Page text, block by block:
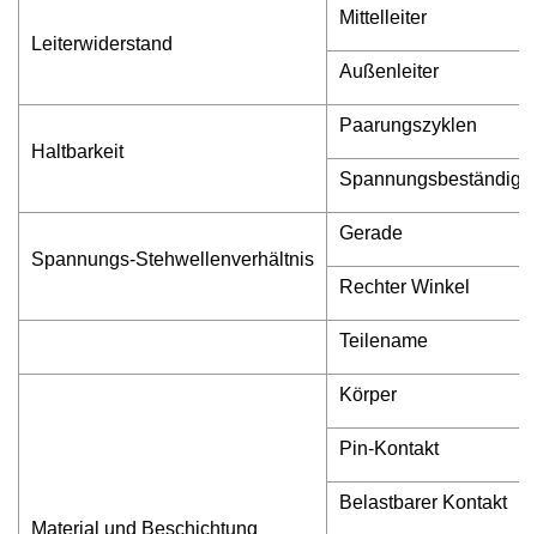
Leiterwiderstand
Mittelleiter
Außenleiter
Haltbarkeit
Paarungszyklen
Spannungsbeständig
Spannungs-Stehwellenverhältnis
Gerade
Rechter Winkel
Teilename
Material und Beschichtung
Körper
Pin-Kontakt
Belastbarer Kontakt